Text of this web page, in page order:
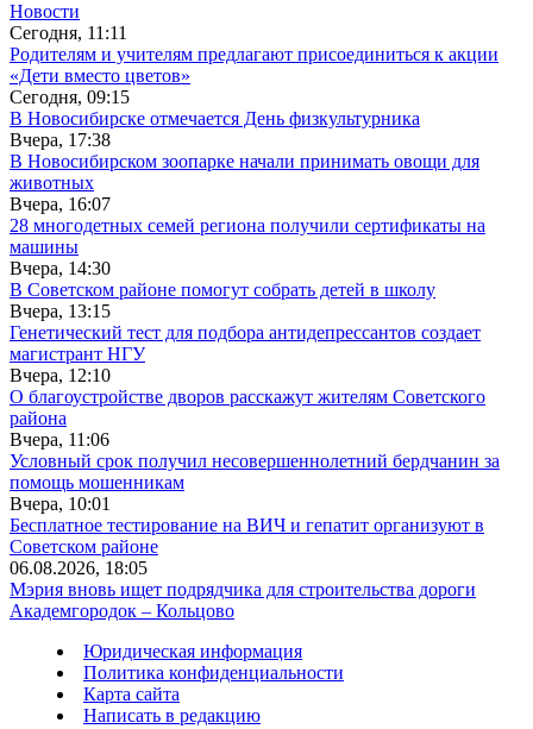
Новости
Сегодня, 11:11
Родителям и учителям предлагают присоединиться к акции
«Дети вместо цветов»
Сегодня, 09:15
В Новосибирске отмечается День физкультурника
Вчера, 17:38
В Новосибирском зоопарке начали принимать овощи для
животных
Вчера, 16:07
28 многодетных семей региона получили сертификаты на
машины
Вчера, 14:30
В Советском районе помогут собрать детей в школу
Вчера, 13:15
Генетический тест для подбора антидепрессантов создает
магистрант НГУ
Вчера, 12:10
О благоустройстве дворов расскажут жителям Советского
района
Вчера, 11:06
Условный срок получил несовершеннолетний бердчанин за
помощь мошенникам
Вчера, 10:01
Бесплатное тестирование на ВИЧ и гепатит организуют в
Советском районе
06.08.2026, 18:05
Мэрия вновь ищет подрядчика для строительства дороги
Академгородок – Кольцово
Юридическая информация
Политика конфиденциальности
Карта сайта
Написать в редакцию